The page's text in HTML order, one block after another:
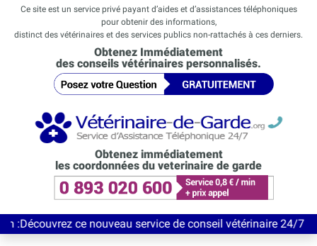
Ce site est un service privé payant d’aides et d’assistances téléphoniques
pour obtenir des informations,
distinct des vétérinaires et des services publics non-rattachés à ces derniers.
Obtenez Immédiatement
des conseils vétérinaires personnalisés.
Obtenez immédiatement
les coordonnées du veterinaire de garde
ce nouveau service de conseil vétérinaire 24/7